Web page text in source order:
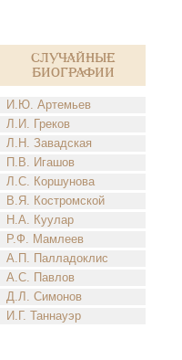
Случайные
биографии
И.Ю. Артемьев
Л.И. Греков
Л.Н. Завадская
П.В. Игашов
Л.С. Коршунова
В.Я. Костромской
Н.А. Куулар
Р.Ф. Мамлеев
А.П. Палладоклис
А.С. Павлов
Д.Л. Симонов
И.Г. Таннауэр